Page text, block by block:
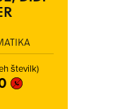
številk)